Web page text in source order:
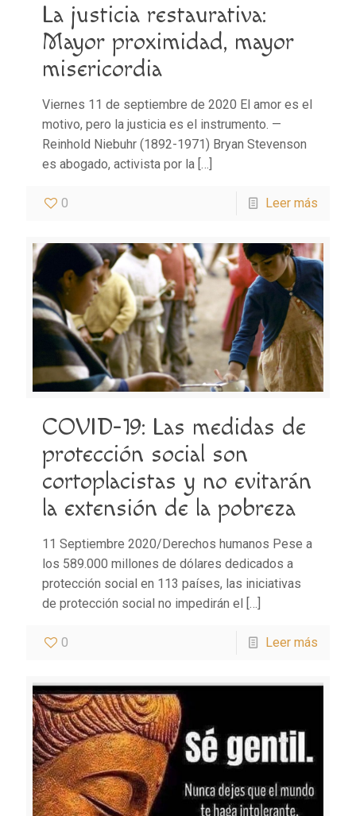
La justicia restaurativa:
Mayor proximidad, mayor
misericordia
Viernes 11 de septiembre de 2020 El amor es el
motivo, pero la justicia es el instrumento. —
Reinhold Niebuhr (1892-1971) Bryan Stevenson
es abogado, activista por la […]
0 Leer más
COVID-19: Las medidas de
protección social son
cortoplacistas y no evitarán
la extensión de la pobreza
11 Septiembre 2020/Derechos humanos Pese a
los 589.000 millones de dólares dedicados a
protección social en 113 países, las iniciativas
de protección social no impedirán el
[…]
0 Leer más